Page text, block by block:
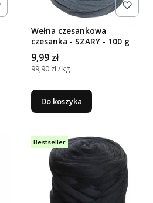
Wełna czesankowa
czesanka - SZARY - 100 g
Cena
9,99 zł
Cena jednostkowa
99,90 zł / kg
Do koszyka
Bestseller